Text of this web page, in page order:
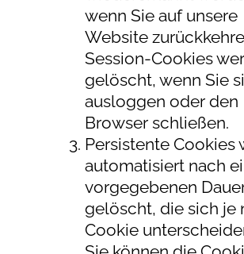
wenn Sie auf unsere
Website
Session-Cookies
gelöscht, wenn Sie
ausloggen oder den
Browser schließen.
Persistente Cookies
automatisiert nach
vorgegebenen
gelöscht, die sich je
Cookie